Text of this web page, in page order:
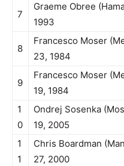
7
Graeme Obree
1993
8
Francesco Moser
23, 1984
9
Francesco Moser
19, 1984
1
0
Ondrej Sosenka
19, 2005
1
1
Chris Boardman
27, 2000